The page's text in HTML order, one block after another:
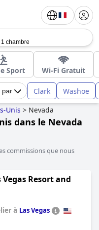
1 chambre
Sport Wi-Fi Gratuit
par Clark Washoe
Unis > Nevada
dans le Nevada
commissions que nous
Resort and
à Las Vegas